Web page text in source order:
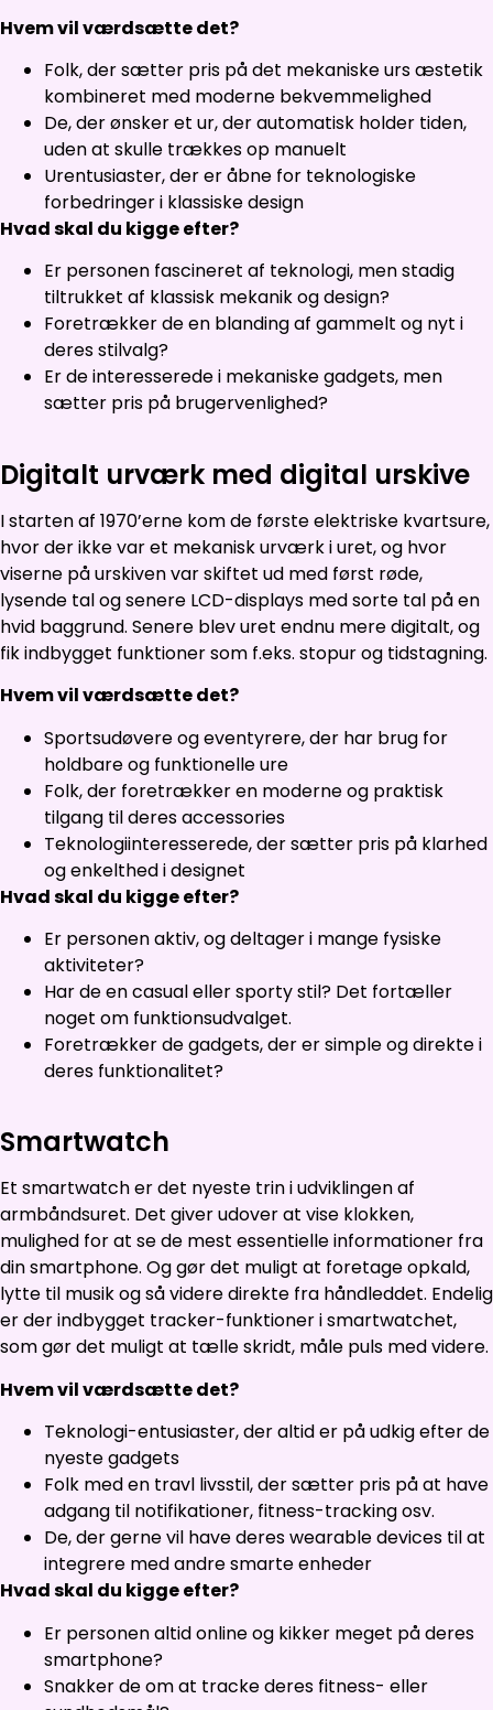
Hvem vil værdsætte det?
Folk, der sætter pris på det mekaniske urs æstetik
kombineret med moderne bekvemmelighed
De, der ønsker et ur, der automatisk holder tiden,
uden at skulle trækkes op manuelt
Urentusiaster, der er åbne for teknologiske
forbedringer i klassiske design
Hvad skal du kigge efter?
Er personen fascineret af teknologi, men stadig
tiltrukket af klassisk mekanik og design?
Foretrækker de en blanding af gammelt og nyt i
deres stilvalg?
Er de interesserede i mekaniske gadgets, men
sætter pris på brugervenlighed?
Digitalt urværk med digital urskive
I starten af 1970’erne kom de første elektriske kvartsure,
hvor der ikke var et mekanisk urværk i uret, og hvor
viserne på urskiven var skiftet ud med først røde,
lysende tal og senere LCD-displays med sorte tal på en
hvid baggrund. Senere blev uret endnu mere digitalt, og
fik indbygget funktioner som f.eks. stopur og tidstagning.
Hvem vil værdsætte det?
Sportsudøvere og eventyrere, der har brug for
holdbare og funktionelle ure
Folk, der foretrækker en moderne og praktisk
tilgang til deres accessories
Teknologiinteresserede, der sætter pris på klarhed
og enkelthed i designet
Hvad skal du kigge efter?
Er personen aktiv, og deltager i mange fysiske
aktiviteter?
Har de en casual eller sporty stil? Det fortæller
noget om funktionsudvalget.
Foretrækker de gadgets, der er simple og direkte i
deres funktionalitet?
Smartwatch
Et smartwatch er det nyeste trin i udviklingen af
armbåndsuret. Det giver udover at vise klokken,
mulighed for at se de mest essentielle informationer fra
din smartphone. Og gør det muligt at foretage opkald,
lytte til musik og så videre direkte fra håndleddet. Endelig
er der indbygget tracker-funktioner i smartwatchet,
som gør det muligt at tælle skridt, måle puls med videre.
Hvem vil værdsætte det?
Teknologi-entusiaster, der altid er på udkig efter de
nyeste gadgets
Folk med en travl livsstil, der sætter pris på at have
adgang til notifikationer, fitness-tracking osv.
De, der gerne vil have deres wearable devices til at
integrere med andre smarte enheder
Hvad skal du kigge efter?
Er personen altid online og kikker meget på deres
smartphone?
Snakker de om at tracke deres fitness- eller